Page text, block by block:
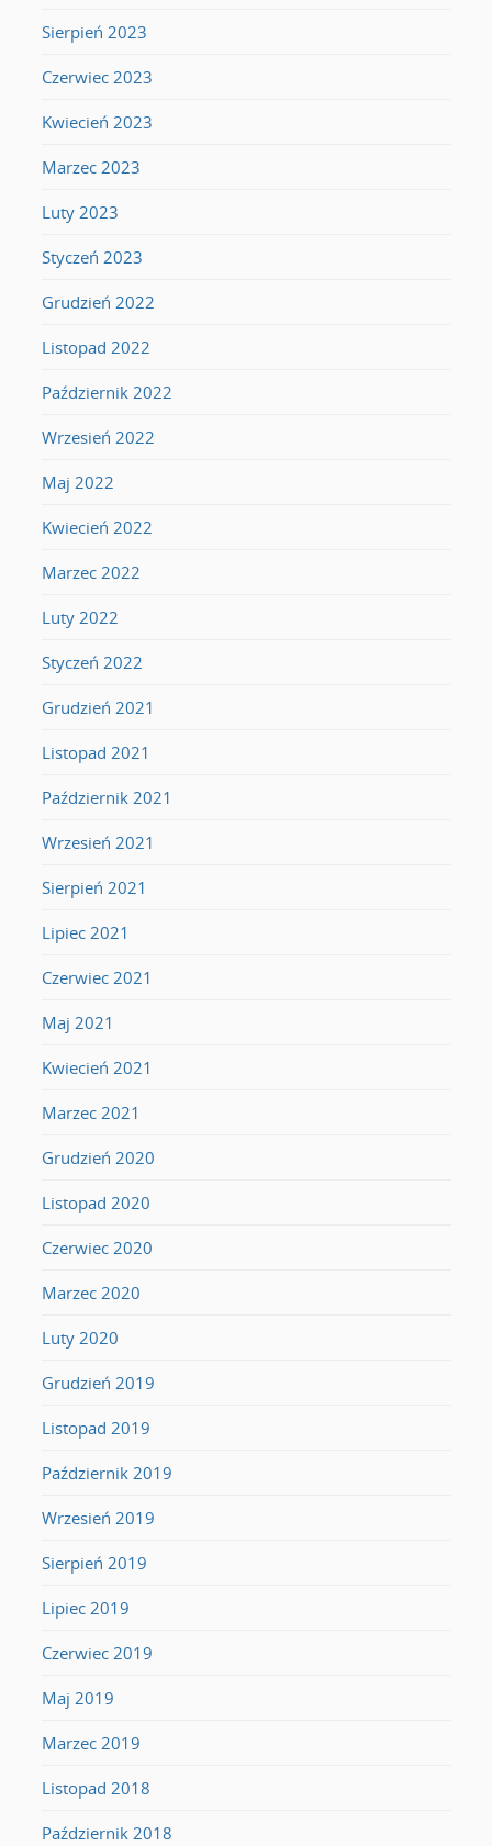
Sierpień 2023
Czerwiec 2023
Kwiecień 2023
Marzec 2023
Luty 2023
Styczeń 2023
Grudzień 2022
Listopad 2022
Październik 2022
Wrzesień 2022
Maj 2022
Kwiecień 2022
Marzec 2022
Luty 2022
Styczeń 2022
Grudzień 2021
Listopad 2021
Październik 2021
Wrzesień 2021
Sierpień 2021
Lipiec 2021
Czerwiec 2021
Maj 2021
Kwiecień 2021
Marzec 2021
Grudzień 2020
Listopad 2020
Czerwiec 2020
Marzec 2020
Luty 2020
Grudzień 2019
Listopad 2019
Październik 2019
Wrzesień 2019
Sierpień 2019
Lipiec 2019
Czerwiec 2019
Maj 2019
Marzec 2019
Listopad 2018
Październik 2018